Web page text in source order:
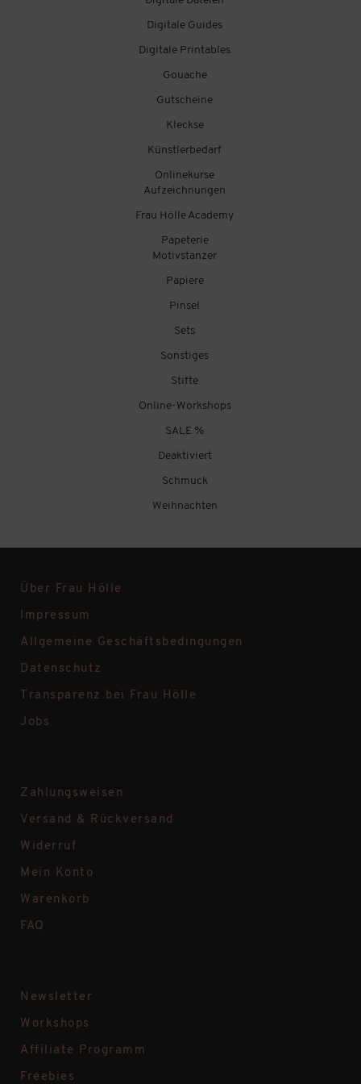
Digitale Guides
Digitale Printables
Gouache
Gutscheine
Kleckse
Künstlerbedarf
Onlinekurse
Aufzeichnungen
Frau Hölle Academy
Papeterie
Motivstanzer
Papiere
Pinsel
Sets
Sonstiges
Stifte
Online-Workshops
SALE %
Deaktiviert
Schmuck
Weihnachten
Über Frau Hölle
Impressum
Allgemeine Geschäftsbedingungen
Datenschutz
Transparenz bei Frau Hölle
Jobs
Zahlungsweisen
Versand & Rückversand
Widerruf
Mein Konto
Warenkorb
FAQ
Newsletter
Workshops
Affiliate Programm
Freebies